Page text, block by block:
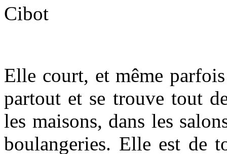
Elle court, et même
partout et se trouve tout
les maisons, dans les
boulangeries. Elle est de